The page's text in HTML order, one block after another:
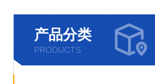
产品分类
PRODUCTS